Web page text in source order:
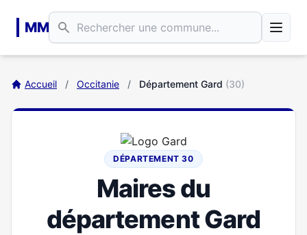
MM
Accueil / Occitanie / Département Gard (30)
DÉPARTEMENT 30
Maires du
département Gard